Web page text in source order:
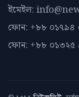
ইমেইল:
ফোন: +৮৮ ০১৭৯৪
ফোন: +৮৮ ০১৩২৫